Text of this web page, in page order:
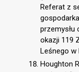
Referat z
przemysłu
okazji 119
Leśnego w
Houghton